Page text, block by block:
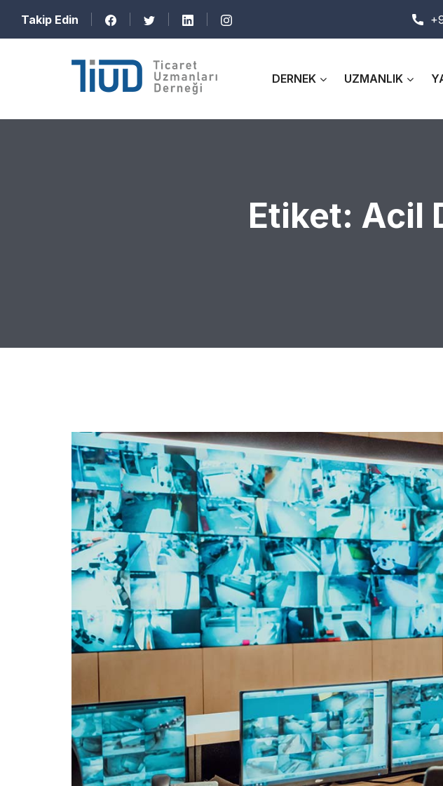
Takip Edin
DERNEK UZMANLIK
Etiket: Acil